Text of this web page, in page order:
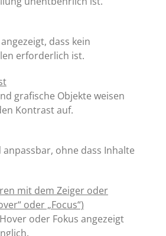
dass kein
erforderlich ist.
grafische Objekte weisen
Kontrast auf.
ohne dass Inhalte
mit dem Zeiger oder
oder „Focus“)
oder Fokus angezeigt